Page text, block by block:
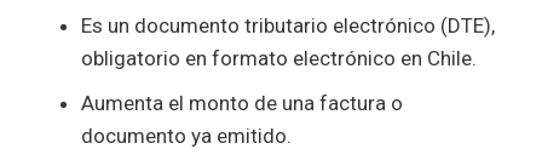
Es un documento tributario electrónico (DTE),
obligatorio en formato electrónico en Chile.
Aumenta el monto de una factura o
documento ya emitido.